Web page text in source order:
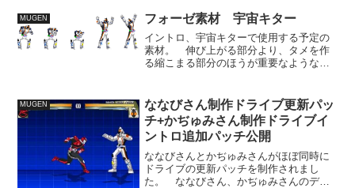
MUGEN フォーゼ素材 宇宙キター
イントロ、宇宙キターで使用する予定の
素材。 伸び上がる部分より、タメを作
る縮こまる部分のほうが重要なような気
動感をつけらたい気もしますが、ブラー
か何かを挟んだほうがいい...
MUGEN
ななびさん制作ドライブ更新パッ
チ+かぢゅみさん制作ドライブイ
ントロ追加パッチ公開
ななびさんとかぢゅみさんがほぼ同時に
ドライブの更新パッチを制作されまし
た。 ななびさん、かぢゅみさんのデー